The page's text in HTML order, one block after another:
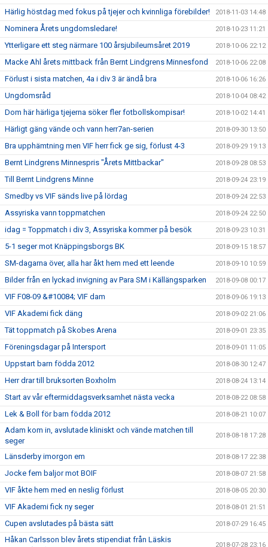
Härlig höstdag med fokus på tjejer och kvinnliga förebilder! 2018-11-03 14:48
Nominera Årets ungdomsledare! 2018-10-23 11:21
Ytterligare ett steg närmare 100 årsjubileumsåret 2019 2018-10-06 22:12
Macke Ahl årets mittback från Bernt Lindgrens Minnesfond 2018-10-06 22:08
Förlust i sista matchen, 4a i div 3 är ändå bra 2018-10-06 16:26
Ungdomsråd 2018-10-04 08:42
Dom här härliga tjejerna söker fler fotbollskompisar! 2018-10-02 14:41
Härligt gäng vände och vann herr7an-serien 2018-09-30 13:50
Bra upphämtning men VIF herr fick ge sig, förlust 4-3 2018-09-29 19:13
Bernt Lindgrens Minnespris "Årets Mittbackar" 2018-09-28 08:53
Till Bernt Lindgrens Minne 2018-09-24 23:19
Smedby vs VIF sänds live på lördag 2018-09-24 22:53
Assyriska vann toppmatchen 2018-09-24 22:50
idag = Toppmatch i div 3, Assyriska kommer på besök 2018-09-23 10:31
5-1 seger mot Knäppingsborgs BK 2018-09-15 18:57
SM-dagarna över, alla har åkt hem med ett leende 2018-09-10 10:59
Bilder från en lyckad invigning av Para SM i Källängsparken 2018-09-08 00:17
VIF F08-09 &#10084; VIF dam 2018-09-06 19:13
VIF Akademi fick däng 2018-09-02 21:06
Tät toppmatch på Skobes Arena 2018-09-01 23:35
Föreningsdagar på Intersport 2018-09-01 11:05
Uppstart barn födda 2012 2018-08-30 12:47
Herr drar till bruksorten Boxholm 2018-08-24 13:14
Start av vår eftermiddagsverksamhet nästa vecka 2018-08-22 08:58
Lek & Boll för barn födda 2012 2018-08-21 10:07
Adam kom in, avslutade kliniskt och vände matchen till
seger
2018-08-18 17:28
Länsderby imorgon em 2018-08-17 22:38
Jocke fem baljor mot BOIF 2018-08-07 21:58
VIF åkte hem med en neslig förlust 2018-08-05 20:30
VIF Akademi fick ny seger 2018-08-01 21:51
Cupen avslutades på bästa sätt 2018-07-29 16:45
Håkan Carlsson blev årets stipendiat från Läskis
2018-07-28 23:16